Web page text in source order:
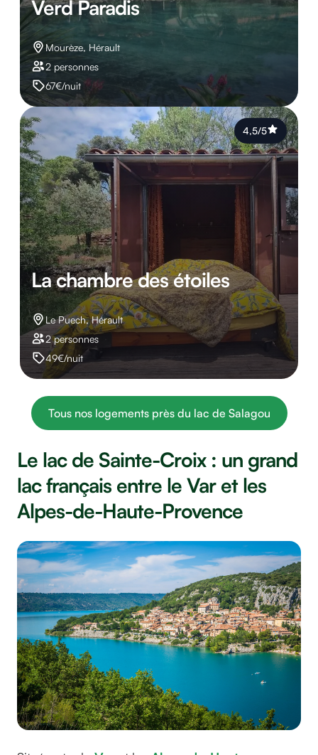
Verd Paradis
Mourèze, Hérault
2 personnes
67€/nuit
La chambre des étoiles
Le Puech, Hérault
2 personnes
49€/nuit
4,5/5
Tous nos logements près du lac de Salagou
Le lac de Sainte-Croix : un grand
lac français entre le Var et les
Alpes-de-Haute-Provence